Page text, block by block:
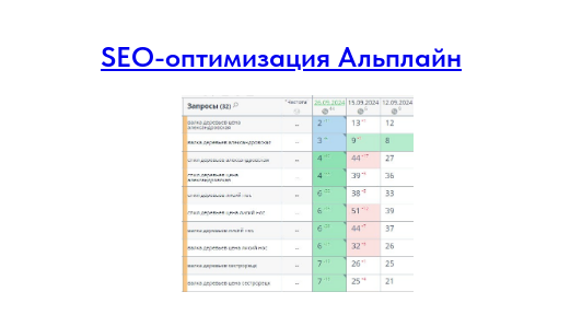
Альплайн
ПромСоюз. Технические,
пищевые газы. Москва и МО
SEO-оптимизация Альплайн